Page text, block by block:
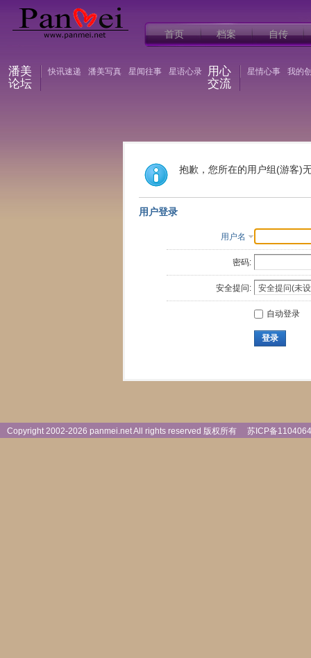
首页 档案 自传
潘美
论坛
快讯速递 潘美写真 星闻往事 星语心录
用心
交流
星情心事 我的
抱歉，您所在的用户组(游客)
用户登录
用户名
密码:
安全提问:
自动登录
登录
Copyright 2002-2026 panmei.net All rights reserved 版权所有 苏ICP备